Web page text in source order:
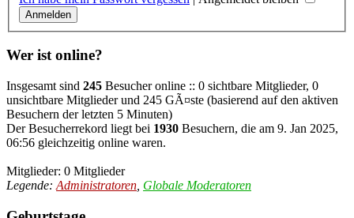
Wer ist online?
Insgesamt sind 245 Besucher online :: 0 sichtbare Mitglieder, 0
unsichtbare Mitglieder und 245 GÃ¤ste (basierend auf den aktiven
Besuchern der letzten 5 Minuten)
Der Besucherrekord liegt bei 1930 Besuchern, die am 9. Jan 2025,
06:56 gleichzeitig online waren.
Mitglieder: 0 Mitglieder
Legende: Administratoren Globale Moderatoren